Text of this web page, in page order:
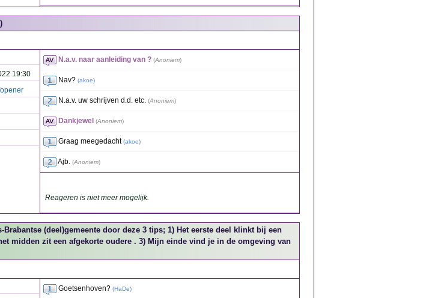
19:30
N.a.v. naar aanleiding van ? (Anoniem)
Nav? (akoe)
N.a.v. uw schrijven d.d. etc. (Anoniem)
Dankjewel (Anoniem)
Graag meegedacht (akoe)
Ajb. (Anoniem)
Reageren is niet meer mogelijk.
Brabantse (deel)gemeente door deze 3 tips; 1) Het eerste deel klinkt bij een
midden zit een afgekorte oudere . 3) Mijn einde vind je in de omgeving van
Goetsenhoven? (HaDe)